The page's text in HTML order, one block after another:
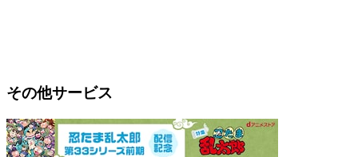
その他サービス